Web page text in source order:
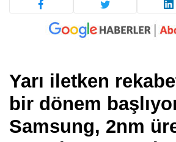
Yarı iletken
bir dönem
Samsung, 2nm